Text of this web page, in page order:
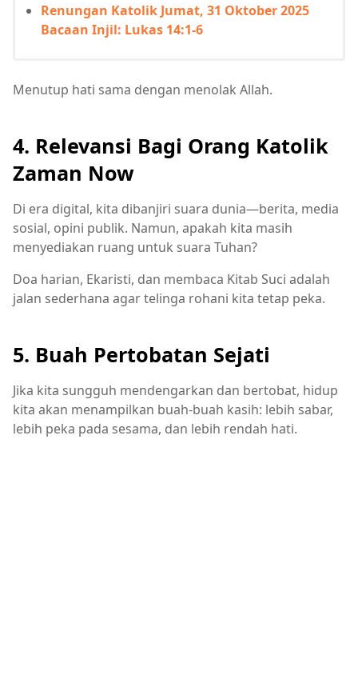
Renungan Katolik Jumat, 31 Oktober 2025
Bacaan Injil: Lukas 14:1-6
Menutup hati sama dengan menolak Allah.
4. Relevansi Bagi Orang Katolik
Zaman Now
Di era digital, kita dibanjiri suara dunia—berita, media
sosial, opini publik. Namun, apakah kita masih
menyediakan ruang untuk suara Tuhan?
Doa harian, Ekaristi, dan membaca Kitab Suci adalah
jalan sederhana agar telinga rohani kita tetap peka.
5. Buah Pertobatan Sejati
Jika kita sungguh mendengarkan dan bertobat, hidup
kita akan menampilkan buah-buah kasih: lebih sabar,
lebih peka pada sesama, dan lebih rendah hati.